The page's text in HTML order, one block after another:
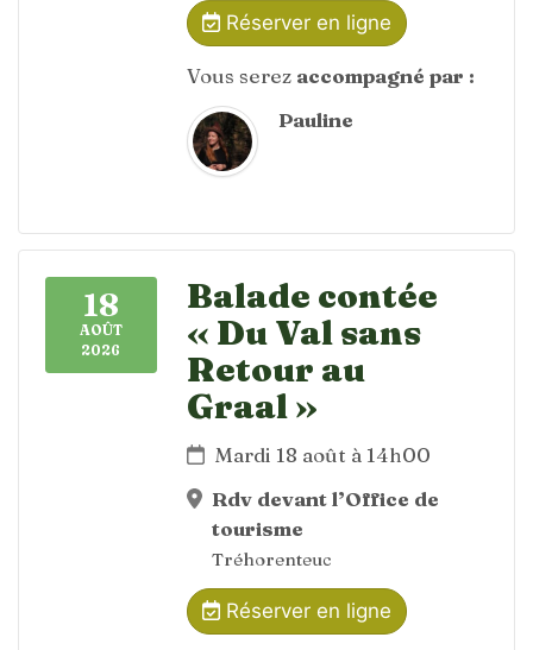
Réserver en ligne
Vous serez accompagné par :
Pauline
18
AOÛT
2026
Balade contée
« Du Val sans
Retour au
Graal »
Mardi 18 août à 14h00
Rdv devant l’Office de
tourisme
Tréhorenteuc
Réserver en ligne